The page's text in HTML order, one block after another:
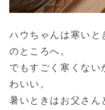
ハウちゃんは寒いと
のところへ。
でもすごく寒くない
わいい。
暑いときはお父さん